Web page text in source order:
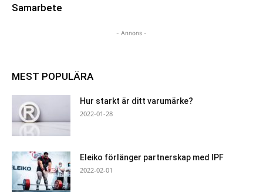
Samarbete
- Annons -
MEST POPULÄRA
Hur starkt är ditt varumärke?
2022-01-28
Eleiko förlänger partnerskap med IPF
2022-02-01